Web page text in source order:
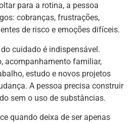
para a rotina, a pessoa
cobranças, frustrações,
de risco e emoções difíceis.
cuidado é indispensável.
acompanhamento familiar,
estudo e novos projetos
A pessoa precisa construir
sem o uso de substâncias.
quando deixa de ser apenas